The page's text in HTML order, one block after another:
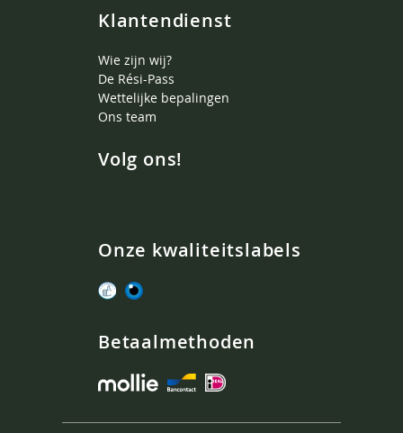
Klantendienst
Wie zijn wij?
De Rési-Pass
Wettelijke bepalingen
Ons team
Volg ons!
Onze kwaliteitslabels
Betaalmethoden